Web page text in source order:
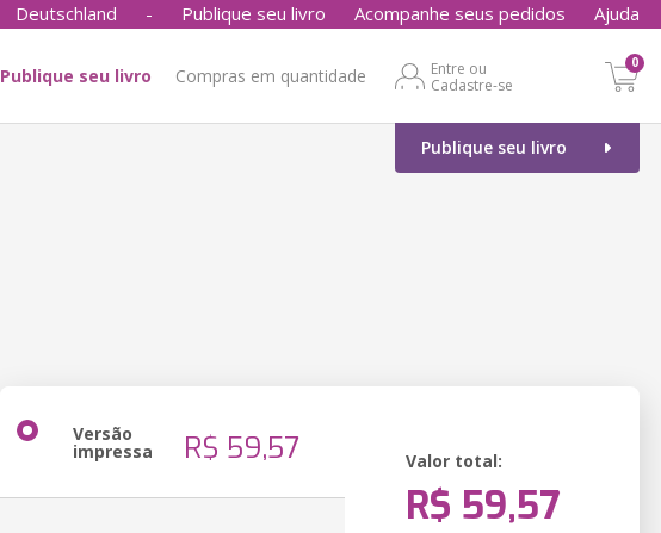
Deutschland - Publique seu livro Acompanhe seus pedidos Ajuda
Publique seu livro Compras em quantidade
Entre ou
Cadastre-se
0
Publique seu livro
Versão
impressa R$ 59,57 Valor total:
R$ 59,57